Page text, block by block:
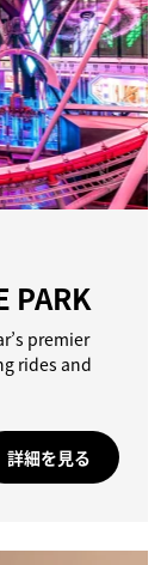
PARK
premier
rides and
詳細を見る